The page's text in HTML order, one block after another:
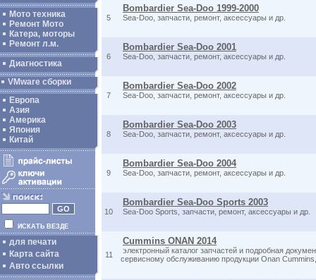
Мото техника
Ремонт Мото
Катера, моторы
Ремонт л.м.
Диагностика
VMware сборки
Европа
Азия
Америка
Япония
Китай
ИСКАТЬ ВЕЗДЕ
для печати
Карта сайта
Авто ссылки
5
Bombardier Sea-Doo 1999-2000
Sea-Doo, запчасти, ремонт, аксессуары и др.
6
Bombardier Sea-Doo 2001
Sea-Doo, запчасти, ремонт, аксессуары и др.
7
Bombardier Sea-Doo 2002
Sea-Doo, запчасти, ремонт, аксессуары и др.
8
Bombardier Sea-Doo 2003
Sea-Doo, запчасти, ремонт, аксессуары и др.
9
Bombardier Sea-Doo 2004
Sea-Doo, запчасти, ремонт, аксессуары и др.
10
Bombardier Sea-Doo Sports 2003
Sea-Doo Sports, запчасти, ремонт, аксессуары и др.
11
Cummins ONAN 2014
электронный каталог запчастей и подробная
сервисному обслуживанию продукции Onan